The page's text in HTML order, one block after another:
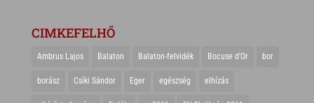
CIMKEFELHŐ
Ambrus Lajos Balaton Balaton-felvidék Bocuse d'Or bor
borász Csíki Sándor Eger egészség elhízás